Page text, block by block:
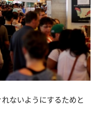
ないようにするためと